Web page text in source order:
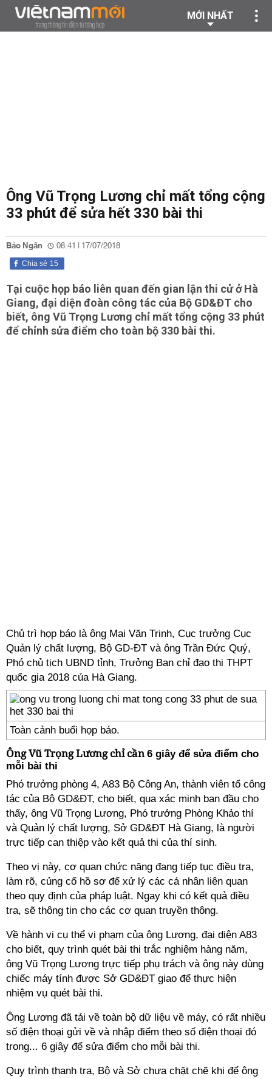
MỚI NHẤT
Ông Vũ Trọng Lương chỉ mất tổng cộng
33 phút để sửa hết 330 bài thi
Bảo Ngân 08:41 | 17/07/2018
15
Chia sẻ
Tại cuộc họp báo liên quan đến gian lận thi cử ở Hà
Giang, đại diện đoàn công tác của Bộ GD&ĐT cho
biết, ông Vũ Trọng Lương chỉ mất tổng cộng 33 phút
để chỉnh sửa điểm cho toàn bộ 330 bài thi.
Chủ trì họp báo là ông Mai Văn Trinh, Cục trưởng Cục
Quản lý chất lượng, Bộ GD-ĐT và ông Trần Đức Quý,
Phó chủ tịch UBND tỉnh, Trưởng Ban chỉ đạo thi THPT
quốc gia 2018 của Hà Giang.
Toàn cảnh buổi họp báo.
ÔngVũ Trọng Lươngchỉ cần6 giây để sửa điểm cho
mỗi bài thi
Phó trưởng phòng 4, A83 Bộ Công An, thành viên tổ công
tác của Bộ GD&ĐT, cho biết, qua xác minh ban đầu cho
thấy, ông Vũ Trọng Lương, Phó trưởng Phòng Khảo thí
và Quản lý chất lượng, Sở GD&ĐT Hà Giang, là người
trực tiếp can thiệp vào kết quả thi của thí sinh.
Theo vị này, cơ quan chức năng đang tiếp tục điều tra,
làm rõ, củng cố hồ sơ để xử lý các cá nhân liên quan
theo quy định của pháp luật. Ngay khi có kết quả điều
tra, sẽ thông tin cho các cơ quan truyền thông.
Về hành vi cụ thể vi phạm của ông Lương, đại diện A83
cho biết, quy trình quét bài thi trắc nghiệm hàng năm,
ông Vũ Trọng Lương trực tiếp phụ trách và ông này dùng
chiếc máy tính được Sở GD&ĐT giao để thực hiện
nhiệm vụ quét bài thi.
Ông Lương đã tải về toàn bộ dữ liệu về máy, có rất nhiều
số điện thoại gửi về và nhập điểm theo số điện thoại đó
trong... 6 giây để sửa điểm cho mỗi bài thi.
Quy trình thanh tra, Bộ và Sở chưa chặt chẽ khi để ông